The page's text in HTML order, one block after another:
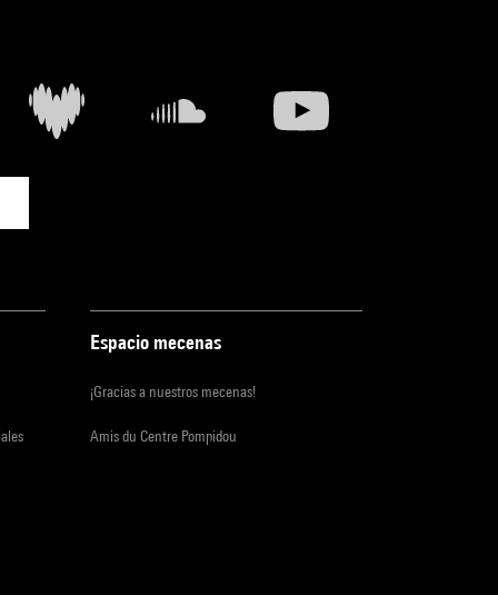
Espacio mecenas
¡Gracias a nuestros mecenas!
Amis du Centre Pompidou